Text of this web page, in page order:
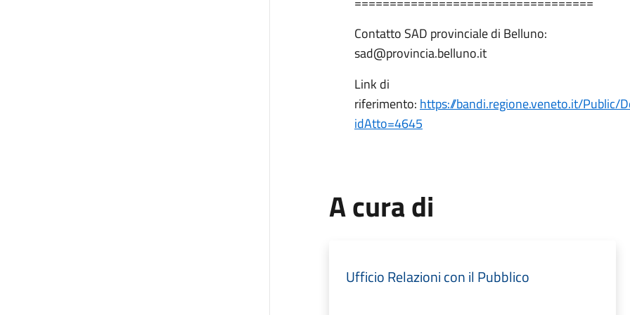
Contatto SAD provinciale di Belluno:
sad@provincia.belluno.it
Link di
riferimento: https://bandi.regione.veneto.it/Public/
idAtto=4645
A cura di
Ufficio Relazioni con il Pubblico